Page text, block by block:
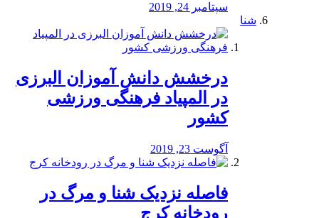
سپتامبر 24, 2019
شنا
درخشش دانش آموزان البرزی
در المپیاد فرهنگی ورزشی
کشور
آگوست 23, 2019
️فاصله نزدیک شنا و مرگ در
رودخانه کرج